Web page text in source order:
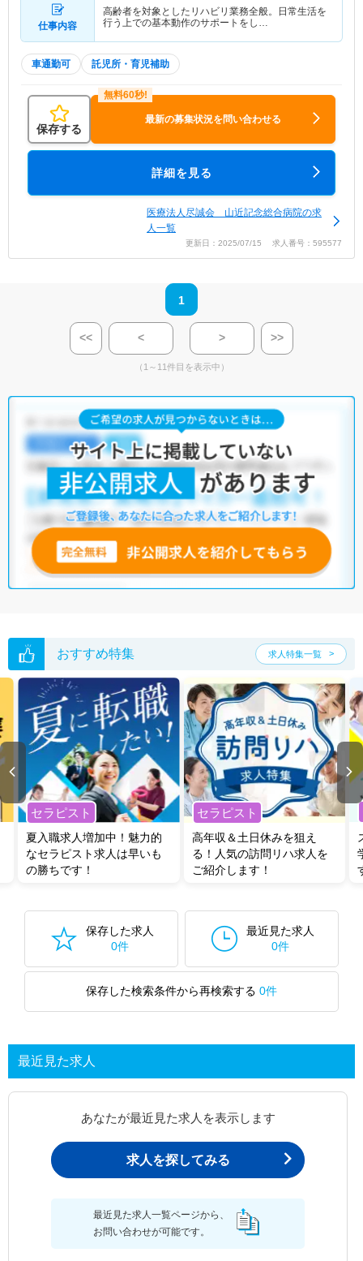
仕事内容
高齢者を対象としたリハビリ業務全般。日常生活を
行う上での基本動作のサポートをし…
車通勤可 託児所・育児補助
保存する
最新の募集状況を問い合わせる
詳細を見る
医療法人尽誠会 山近記念総合病院の求
人一覧
更新日：2025/07/15 求人番号：595577
1
<< < > >>
（1～11件目を表示中）
おすすめ特集 求人特集一覧
セラピスト
夏入職求人増加中！魅力的
なセラピスト求人は早いも
の勝ちです！
セラピスト
高年収＆土日休みを狙え
る！人気の訪問リハ求人を
ご紹介します！
保存した求人
0件
最近見た求人
0件
保存した検索条件から再検索する 0件
最近見た求人
あなたが最近見た求人を表示します
求人を探してみる
最近見た求人一覧ページから、
お問い合わせが可能です。